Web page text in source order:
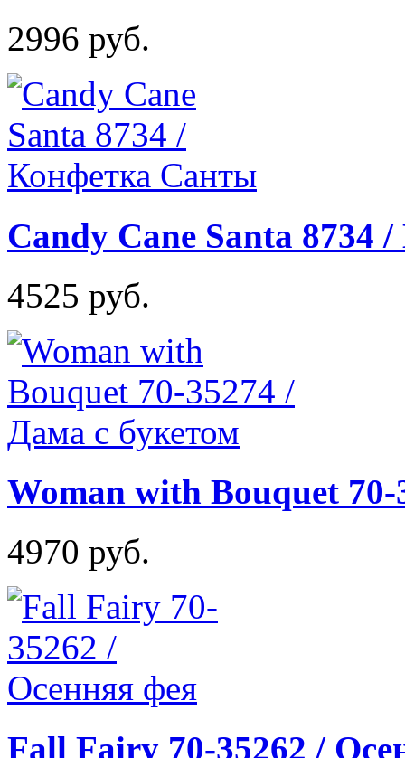
2996 руб.
Candy Cane Santa 8734
4525 руб.
Woman with Bouquet
4970 руб.
Fall Fairy 70-35262 /